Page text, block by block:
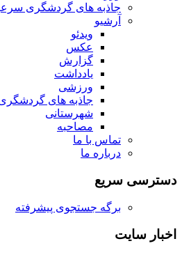
جاذبه های گردشگری
آرشیو
ویدئو
عکس
گزارش
یادداشت
ورزشی
جاذبه های
شهرستانی
مصاحبه
تماس با ما
درباره ما
دسترسی سریع
برگه جستجوی پیشرفته
اخبار سایت